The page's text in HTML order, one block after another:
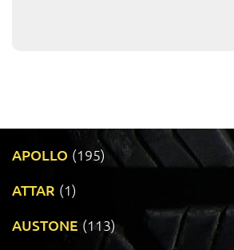
APOLLO (195)
ATTAR (1)
AUSTONE (113)